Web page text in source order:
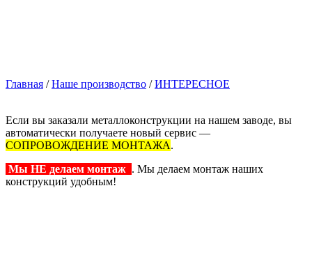
Главная /Наше производство /ИНТЕРЕСНОЕ
Если вы заказали металлоконструкции на нашем заводе, вы
автоматически получаете новый сервис —
СОПРОВОЖДЕНИЕ МОНТАЖА.
Мы НЕ делаем монтаж . Мы делаем монтаж наших
конструкций удобным!